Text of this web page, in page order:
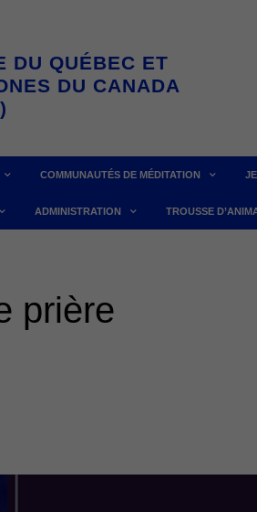
DU QUÉBEC ET
DU CANADA
COMMUNAUTÉS DE MÉDITATION
ADMINISTRATION TROUSSE
prière